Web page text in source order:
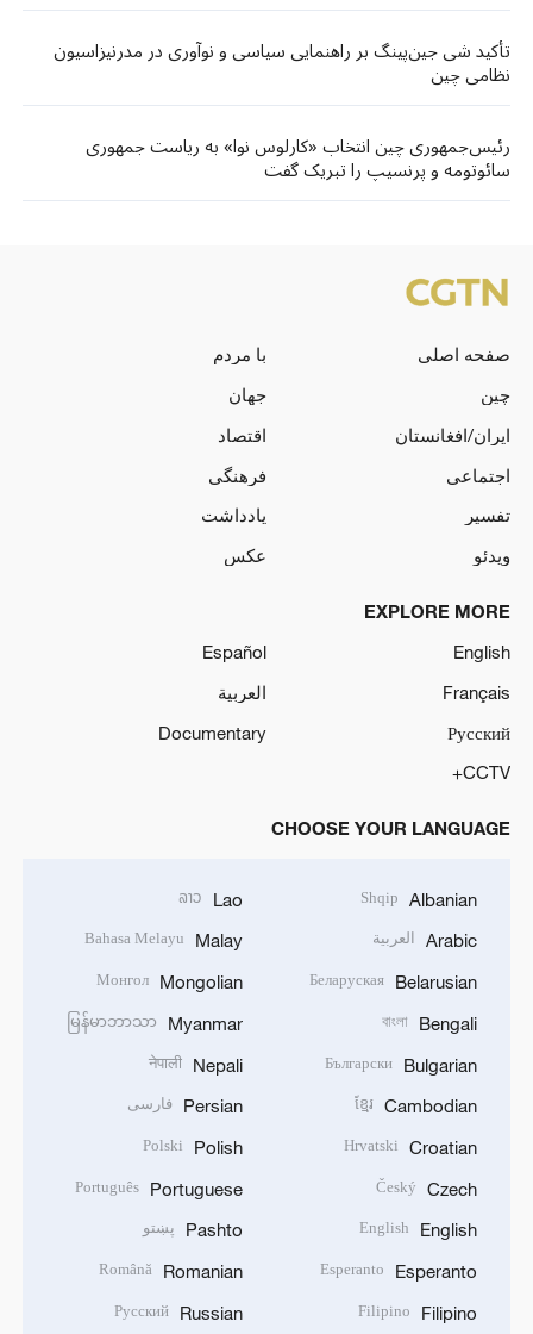
تأکید شی جین‌پینگ بر راهنمایی سیاسی و نوآوری در مدرنیزاسیون
نظامی چین
رئیس‌جمهوری چین انتخاب «کارلوس نوا» به ریاست جمهوری
سائوتومه و پرنسیپ را تبریک گفت
صفحه اصلی
با مردم
چین
جهان
ایران/افغانستان
اقتصاد
اجتماعی
فرهنگی
تفسیر
یادداشت
ویدئو
عکس
EXPLORE MORE
English
Español
Français
العربية
Русский
Documentary
CCTV+
CHOOSE YOUR LANGUAGE
Albanian
Shqip
Arabic العربية
Belarusian
Беларуская
Bengali
বাংলা
Bulgarian
Български
Cambodian
ខ្មែរ
Croatian
Hrvatski
Czech
Český
English
English
Esperanto
Esperanto
Filipino
Filipino
Lao
ລາວ
Malay
Bahasa Melayu
Mongolian
Монгол
Myanmar
မြန်မာဘာသာ
Nepali
नेपाली
Persian فارسی
Polish
Polski
Portuguese
Português
Pashto پښتو
Romanian
Română
Russian
Русский